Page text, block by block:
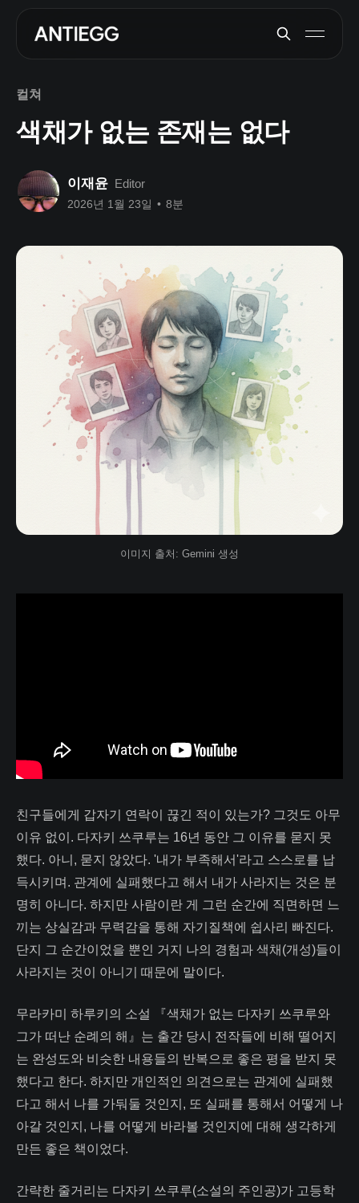
컬쳐
색채가 없는 존재는 없다
이재윤 Editor
2026년 1월 23일 • 8분
이미지 출처: Gemini 생성
친구들에게 갑자기 연락이 끊긴 적이 있는가? 그것도 아무
이유 없이. 다자키 쓰쿠루는 16년 동안 그 이유를 묻지 못
했다. 아니, 묻지 않았다. '내가 부족해서'라고 스스로를 납
득시키며. 관계에 실패했다고 해서 내가 사라지는 것은 분
명히 아니다. 하지만 사람이란 게 그런 순간에 직면하면 느
끼는 상실감과 무력감을 통해 자기질책에 쉽사리 빠진다.
단지 그 순간이었을 뿐인 거지 나의 경험과 색채(개성)들이
사라지는 것이 아니기 때문에 말이다.​
무라카미 하루키의 소설 『색채가 없는 다자키 쓰쿠루와
그가 떠난 순례의 해』는 출간 당시 전작들에 비해 떨어지
는 완성도와 비슷한 내용들의 반복으로 좋은 평을 받지 못
했다고 한다. 하지만 개인적인 의견으로는 관계에 실패했
다고 해서 나를 가둬둘 것인지, 또 실패를 통해서 어떻게 나
아갈 것인지, 나를 어떻게 바라볼 것인지에 대해 생각하게
만든 좋은 책이었다.
간략한 줄거리는 다자키 쓰쿠루(소설의 주인공)가 고등학